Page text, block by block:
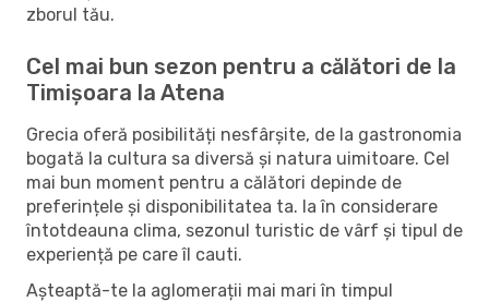
zborul tău.
Cel mai bun sezon pentru a călători de la
Timișoara la Atena
Grecia oferă posibilități nesfârșite, de la gastronomia
bogată la cultura sa diversă și natura uimitoare. Cel
mai bun moment pentru a călători depinde de
preferințele și disponibilitatea ta. Ia în considerare
întotdeauna clima, sezonul turistic de vârf și tipul de
experiență pe care îl cauti.
Așteaptă-te la aglomerații mai mari în timpul